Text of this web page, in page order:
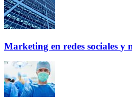
Marketing en redes sociales y